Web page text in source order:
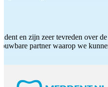
en zijn zeer tevreden over
partner waarop we